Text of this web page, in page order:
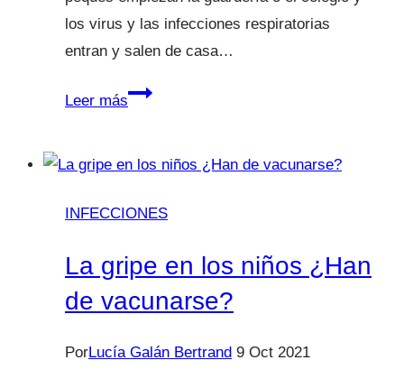
los virus y las infecciones respiratorias
entran y salen de casa…
Leer más¿En
la
la
bronquiolitis?
INFECCIONES
La gripe en los niños ¿Han
de vacunarse?
PorLucía Galán Bertrand 9 Oct 2021